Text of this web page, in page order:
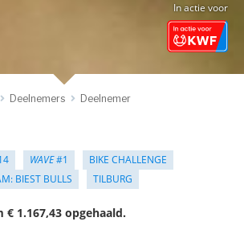
In actie voor
Deelnemers Deelnemer
WAVE#1
BIKE CHALLENGE
BIEST BULLS TILBURG
1.167,43 opgehaald.